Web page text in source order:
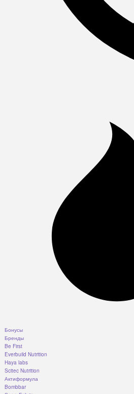
Бонусы
Бренды
Be First
Everbuild Nutrition
Haya labs
Scitec Nutrition
Актиформула
Bombbar